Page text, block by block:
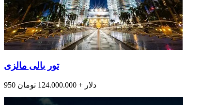
تور بالی مالزی
950 دلار + 124.000.000 تومان